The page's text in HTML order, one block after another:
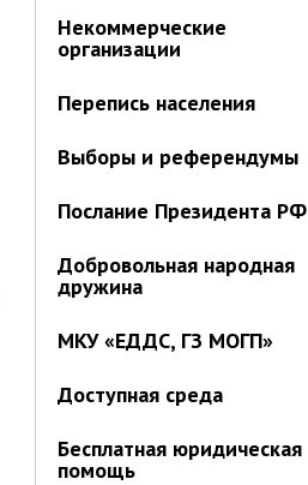
Некоммерческие
организации
Перепись населения
Выборы и референдумы
Послание Президента РФ
Добровольная народная
дружина
МКУ «ЕДДС, ГЗ МОГП»
Доступная среда
Бесплатная юридическая
помощь